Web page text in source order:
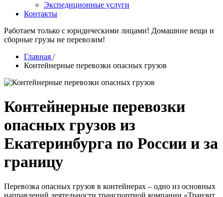
Экспедиционные услуги
Контакты
Работаем только с юридическими лицами! Домашние вещи и
сборные грузы не перевозим!
Главная /
Контейнерные перевозки опасных грузов
Контейнерные перевозки
опасных грузов из
Екатеринбурга по России и за
границу
Перевозка опасных грузов в контейнерах – одно из основных
направлений деятельности транспортной компании «Транзит